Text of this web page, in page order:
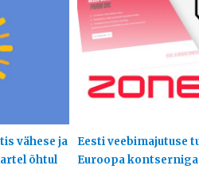
vähese ja
õhtul
Eesti veebimajutuse
Euroopa kontserniga